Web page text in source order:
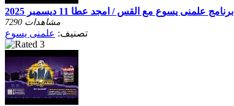
برنامج علمنى يسوع مع القس / امجد عطا 11 ديسمبر 2025
7290 مشاهدات
تصنيف: علمنى يسوع